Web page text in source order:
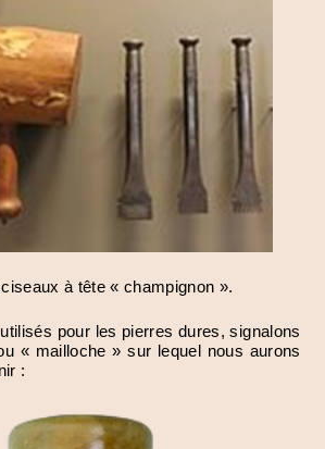
à tête « champignon ».
pour les pierres dures, signalons
« mailloche » sur lequel nous aurons
: